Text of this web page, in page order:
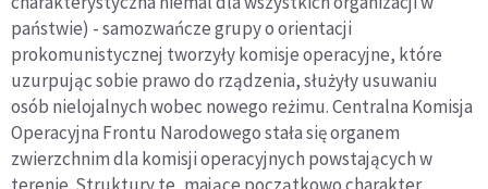
państwie) - samozwańcze grupy o orientacji
prokomunistycznej tworzyły komisje operacyjne, które
uzurpując sobie prawo do rządzenia, służyły usuwaniu
osób nielojalnych wobec nowego reżimu. Centralna Komisja
Operacyjna Frontu Narodowego stała się organem
zwierzchnim dla komisji operacyjnych powstających w